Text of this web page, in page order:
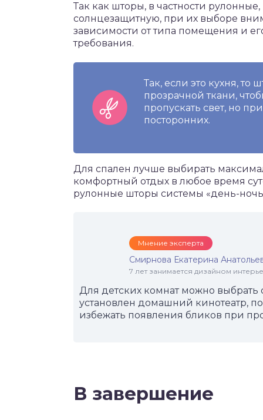
Так как шторы, в частности
солнцезащитную, при их выборе
зависимости от типа помещения и
требования.
Так, если это кухня,
прозрачной ткани,
пропускать свет, но
посторонних.
Для спален лучше выбирать
комфортный отдых в любое время
рулонные шторы системы «день-
Мнение эксперта
Смирнова Екатерина
7 лет занимается дизайном
Для детских комнат можно выбрать
установлен домашний кинотеатр,
избежать появления бликов при
В завершение